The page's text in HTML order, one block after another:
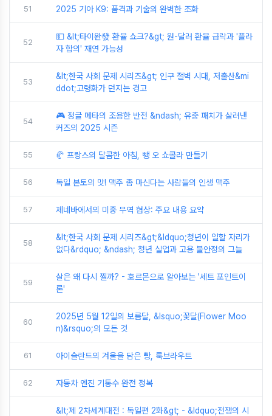
51 2025 기아 K9: 품격과 기술의 완벽한 조화
52
💵 &lt;타이완發 환율 쇼크?&gt; 원-달러 환율 급락과 '플라
자 합의' 재연 가능성
53
&lt;한국 사회 문제 시리즈&gt; 인구 절벽 시대, 저출산&mi
ddot;고령화가 던지는 경고
54
🎮 정글 메타의 조용한 반전 &ndash; 유충 패치가 살려낸
커즈의 2025 시즌
55 🥐 프랑스의 달콤한 아침, 뺑 오 쇼콜라 만들기
56 독일 본토의 맛! 맥주 좀 마신다는 사람들의 인생 맥주
57 제네바에서의 미중 무역 협상: 주요 내용 요약
58
&lt;한국 사회 문제 시리즈&gt;&ldquo;청년이 일할 자리가
없다&rdquo; &ndash; 청년 실업과 고용 불안정의 그늘
59
살은 왜 다시 찔까? - 호르몬으로 알아보는 '세트 포인트이
론'
60
2025년 5월 12일의 보름달, &lsquo;꽃달(Flower Moo
n)&rsquo;의 모든 것
61 아이슬란드의 겨울을 담은 빵, 룩브라우트
62 자동차 엔진 기통수 완전 정복
&lt;제 2차세계대전 : 독일편 2화&gt; - &ldquo;전쟁의 시